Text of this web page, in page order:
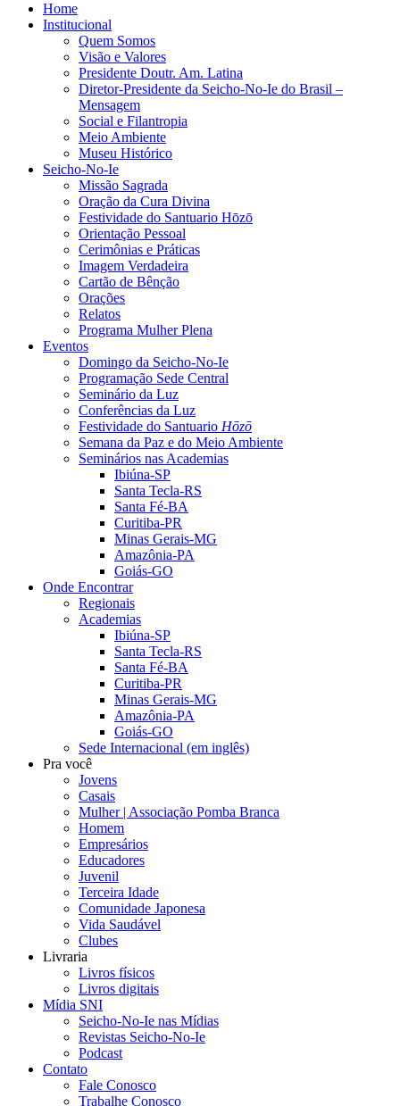
Home
Institucional
Quem Somos
Visão e Valores
Presidente Doutr. Am. Latina
Diretor-Presidente da Seicho-No-Ie do Brasil –
Mensagem
Social e Filantropia
Meio Ambiente
Museu Histórico
Seicho-No-Ie
Missão Sagrada
Oração da Cura Divina
Festividade do Santuario Hōzō
Orientação Pessoal
Cerimônias e Práticas
Imagem Verdadeira
Cartão de Bênção
Orações
Relatos
Programa Mulher Plena
Eventos
Domingo da Seicho-No-Ie
Programação Sede Central
Seminário da Luz
Conferências da Luz
Festividade do Santuario Hōzō
Semana da Paz e do Meio Ambiente
Seminários nas Academias
Ibiúna-SP
Santa Tecla-RS
Santa Fé-BA
Curitiba-PR
Minas Gerais-MG
Amazônia-PA
Goiás-GO
Onde Encontrar
Regionais
Academias
Ibiúna-SP
Santa Tecla-RS
Santa Fé-BA
Curitiba-PR
Minas Gerais-MG
Amazônia-PA
Goiás-GO
Sede Internacional (em inglês)
Pra você
Jovens
Casais
Mulher | Associação Pomba Branca
Homem
Empresários
Educadores
Juvenil
Terceira Idade
Comunidade Japonesa
Vida Saudável
Clubes
Livraria
Livros físicos
Livros digitais
Mídia SNI
Seicho-No-Ie nas Mídias
Revistas Seicho-No-Ie
Podcast
Contato
Fale Conosco
Trabalhe Conosco